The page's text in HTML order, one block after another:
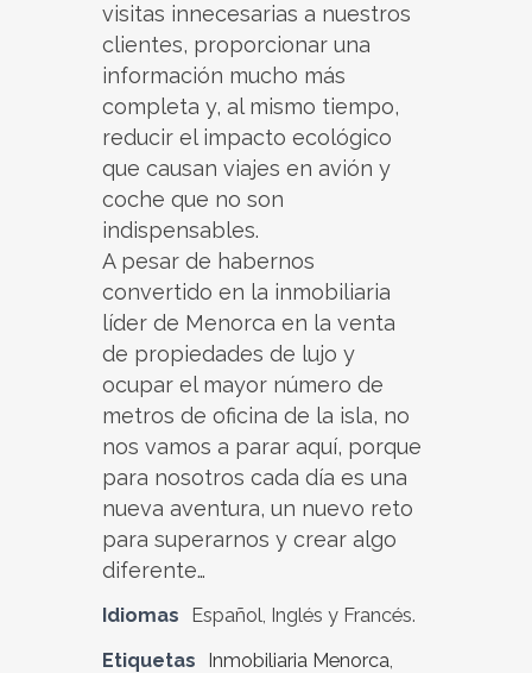
visitas innecesarias a nuestros
clientes, proporcionar una
información mucho más
completa y, al mismo tiempo,
reducir el impacto ecológico
que causan viajes en avión y
coche que no son
indispensables.
A pesar de habernos
convertido en la inmobiliaria
líder de Menorca en la venta
de propiedades de lujo y
ocupar el mayor número de
metros de oficina de la isla, no
nos vamos a parar aquí, porque
para nosotros cada día es una
nueva aventura, un nuevo reto
para superarnos y crear algo
diferente…
Idiomas
Español, Inglés y Francés.
Etiquetas
Inmobiliaria Menorca,